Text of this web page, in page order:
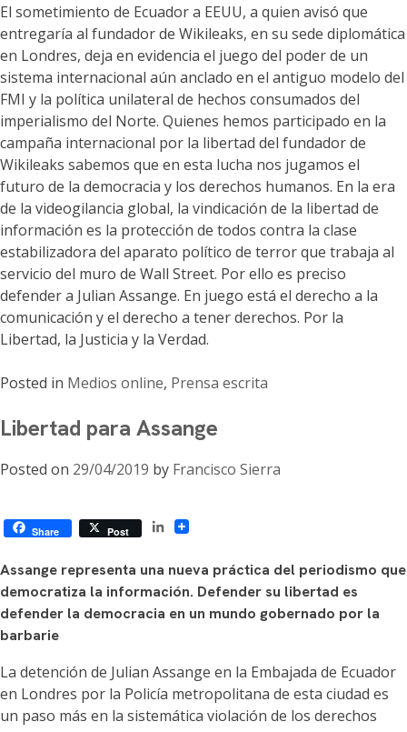
El sometimiento de Ecuador a EEUU, a quien avisó que
entregaría al fundador de Wikileaks, en su sede diplomática
en Londres, deja en evidencia el juego del poder de un
sistema internacional aún anclado en el antiguo modelo del
FMI y la política unilateral de hechos consumados del
imperialismo del Norte. Quienes hemos participado en la
campaña internacional por la libertad del fundador de
Wikileaks sabemos que en esta lucha nos jugamos el
futuro de la democracia y los derechos humanos. En la era
de la videogilancia global, la vindicación de la libertad de
información es la protección de todos contra la clase
estabilizadora del aparato político de terror que trabaja al
servicio del muro de Wall Street. Por ello es preciso
defender a Julian Assange. En juego está el derecho a la
comunicación y el derecho a tener derechos. Por la
Libertad, la Justicia y la Verdad.
Posted in Medios online, Prensa escrita
Libertad para Assange
Posted on 29/04/2019 by Francisco Sierra
Share Post LinkedIn
Assange representa una nueva práctica del periodismo que
democratiza la información. Defender su libertad es
defender la democracia en un mundo gobernado por la
barbarie
La detención de Julian Assange en la Embajada de Ecuador
en Londres por la Policía metropolitana de esta ciudad es
un paso más en la sistemática violación de los derechos